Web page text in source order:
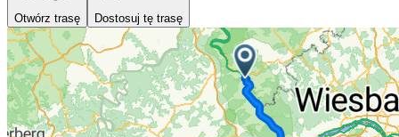
Otwórz trasę Dostosuj tę trasę